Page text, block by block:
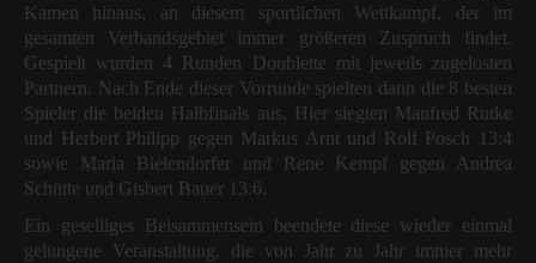
Kamen hinaus, an diesem sportlichen Wettkampf, der im
gesamten Verbandsgebiet immer größeren Zuspruch findet.
Gespielt wurden 4 Runden Doublette mit jeweils zugelosten
Partnern. Nach Ende dieser Vorrunde spielten dann die 8 besten
Spieler die beiden Halbfinals aus. Hier siegten Manfred Rutke
und Herbert Philipp gegen Markus Arnt und Rolf Posch 13:4
sowie Maria Bielendorfer und Rene Kempf gegen Andrea
Schütte und Gisbert Bauer 13:6.
Ein geselliges Beisammensein beendete diese wieder einmal
gelungene Veranstaltung, die von Jahr zu Jahr immer mehr